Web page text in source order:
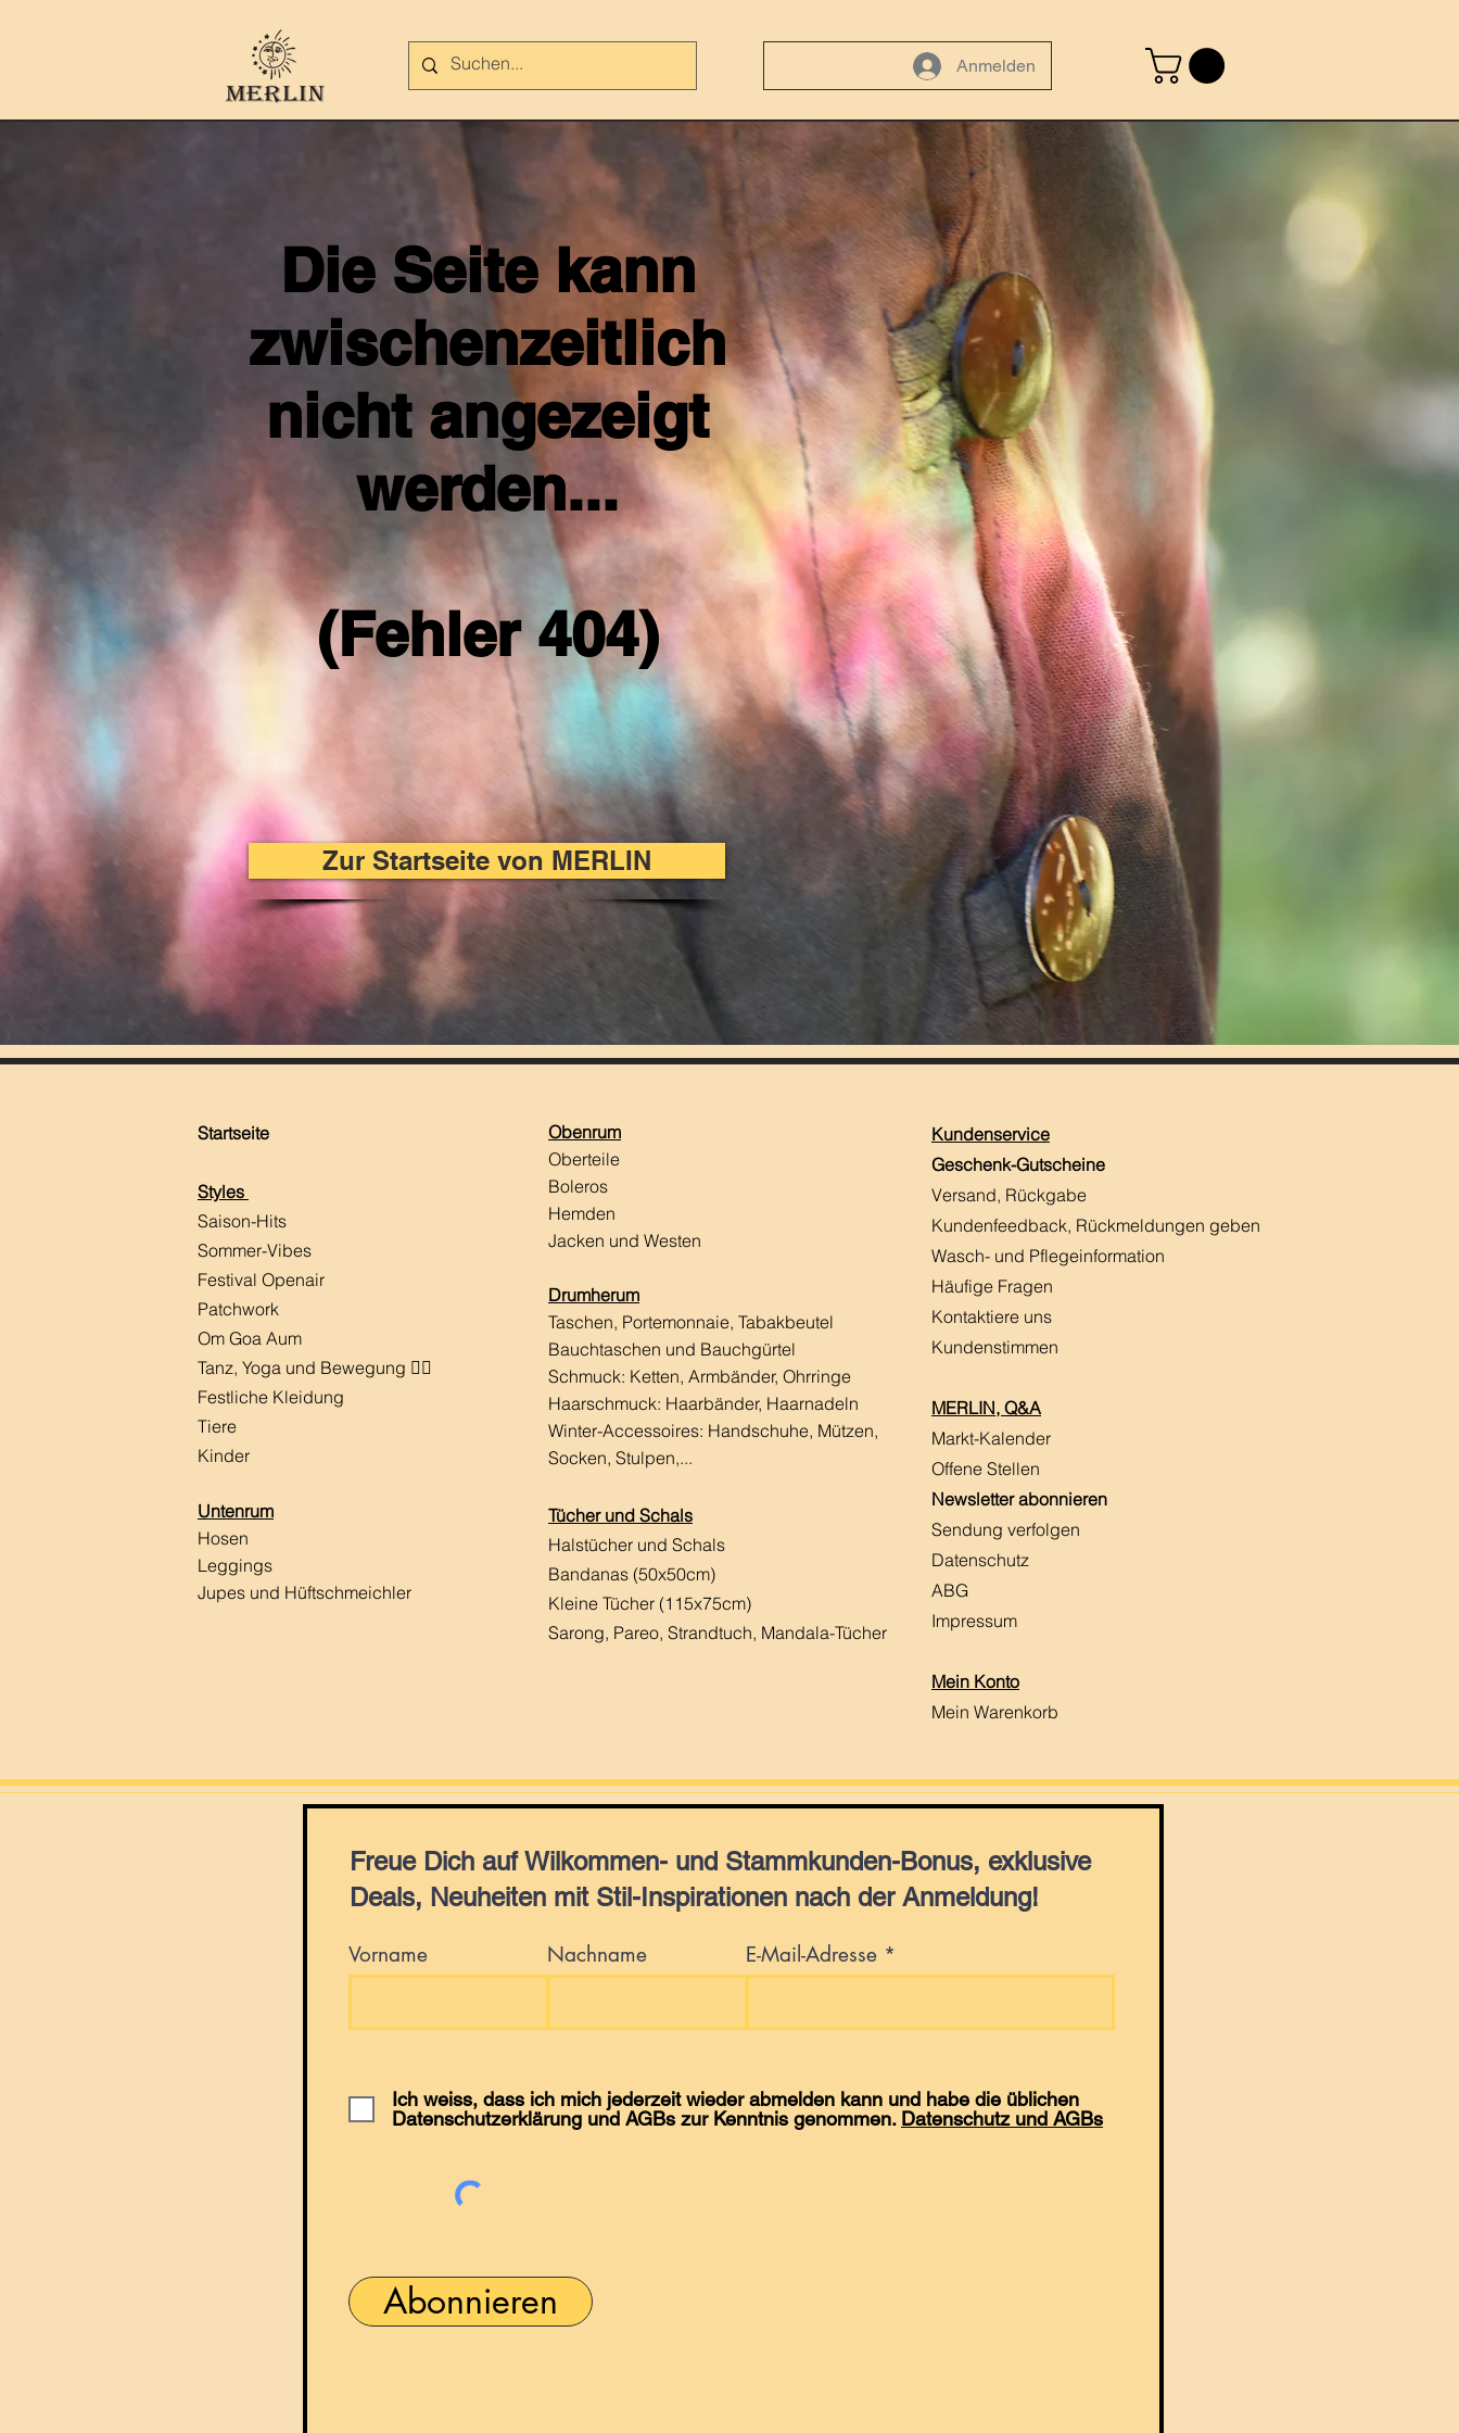
Anmelden
Die Seite kann
zwischenzeitlich
nicht angezeigt
werden...
(Fehler 404)
Zur Startseite von MERLIN
Startseite
Styles
Saison-Hits
​Sommer-Vibes
Festival Openair
Patchwork
Om Goa Aum
Tanz, Yoga und Bewegung 🧘‍♀️
Festliche Kleidung
Tiere
Kinder
Untenrum
Hosen
Leggings
Jupes und Hüftschmeichler
Obenrum
Oberteile
Boleros
Hemden
Jacken und Westen
Drumherum
Taschen, Portemonnaie, Tabakbeutel
Bauchtaschen und Bauchgürtel
Schmuck: Ketten, Armbänder, Ohrringe
Haarschmuck: Haarbänder, Haarnadeln
Winter-Accessoires: Handschuhe, Mützen,
Socken, Stulpen,...
Tücher und Schals
Halstücher und Schals
Bandanas (50x50cm)
Kleine Tücher (115x75cm)
Sarong, Pareo, Strandtuch, Mandala-Tücher
Kundenservice
Geschenk-Gutscheine
Versand, Rückgabe
Kundenfeedback, Rückmeldungen ​ geben
Wasch- und Pflegeinformation
Häufige Fragen
Kontaktiere uns
Kundenstimmen
MERLIN, Q&A
Markt-Kalender
Offene Stellen
Newsletter abonnieren
Sendung verfolgen
Datenschutz
ABG
Impressum
Mein Konto
Mein Warenkorb
Freue Dich auf Wilkommen- und Stammkunden-Bonus, exklusive
Deals, Neuheiten mit Stil-Inspirationen nach der Anmeldung!
Vorname Nachname E-Mail-Adresse
Ich weiss, dass ich mich jederzeit wieder abmelden kann und habe die üblichen
Datenschutzerklärung und AGBs zur Kenntnis genommen. Datenschutz und AGBs
Abonnieren